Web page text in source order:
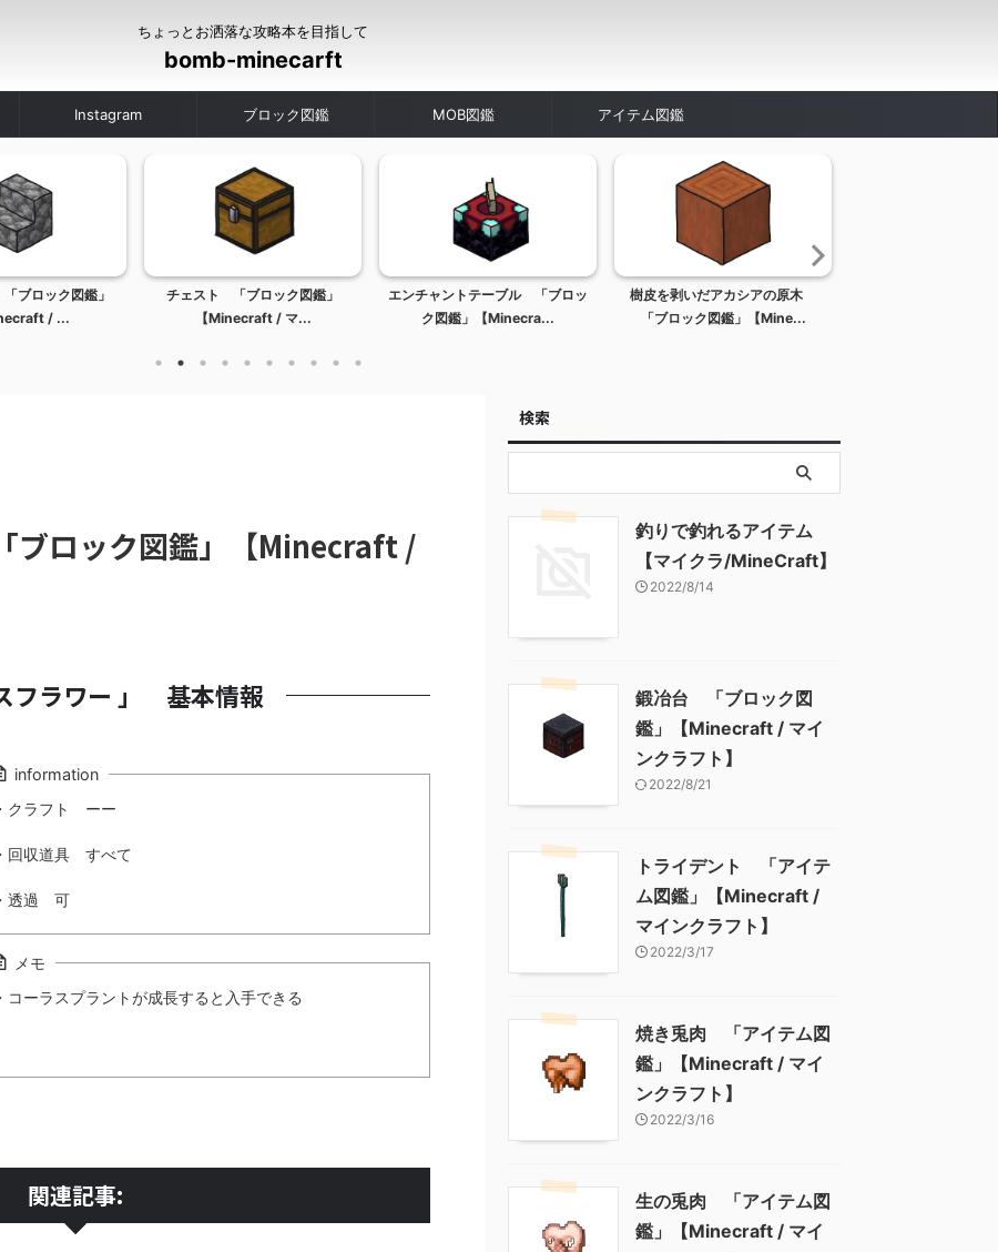
ちょっとお洒落な攻略本を目指して
bomb-minecarft
Instagram ブロック図鑑 MOB図鑑 アイテム図鑑
ブロック図鑑」
/ ...
チェスト 「ブロック図鑑」
【Minecraft / マ...
エンチャントテーブル 「ブロッ
ク図鑑」【Minecra...
樹皮を剥いだアカシアの原木
「ブロック図鑑」【Mine...
ブロック図鑑」【Minecraft /
フラワー 」 基本情報
information
・クラフト ーー
・回収道具 すべて
・透過 可
メモ
・コーラスプラントが成長すると入手できる
関連記事:
検索
釣りで釣れるアイテム
【マイクラ/MineCraft】
2022/8/14
鍛冶台 「ブロック図
鑑」【Minecraft / マイ
ンクラフト】
2022/8/21
トライデント 「アイテ
ム図鑑」【Minecraft /
マインクラフト】
2022/3/17
焼き兎肉 「アイテム図
鑑」【Minecraft / マイ
ンクラフト】
2022/3/16
生の兎肉 「アイテム図
鑑」【Minecraft / マイ